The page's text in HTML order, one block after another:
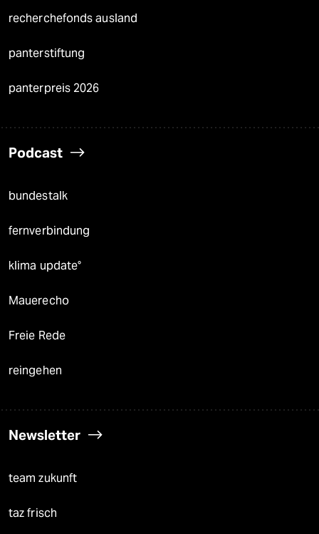
recherchefonds ausland
panterstiftung
panterpreis 2026
Podcast
bundestalk
fernverbindung
klima update°
Mauerecho
Freie Rede
reingehen
Newsletter
team zukunft
taz frisch